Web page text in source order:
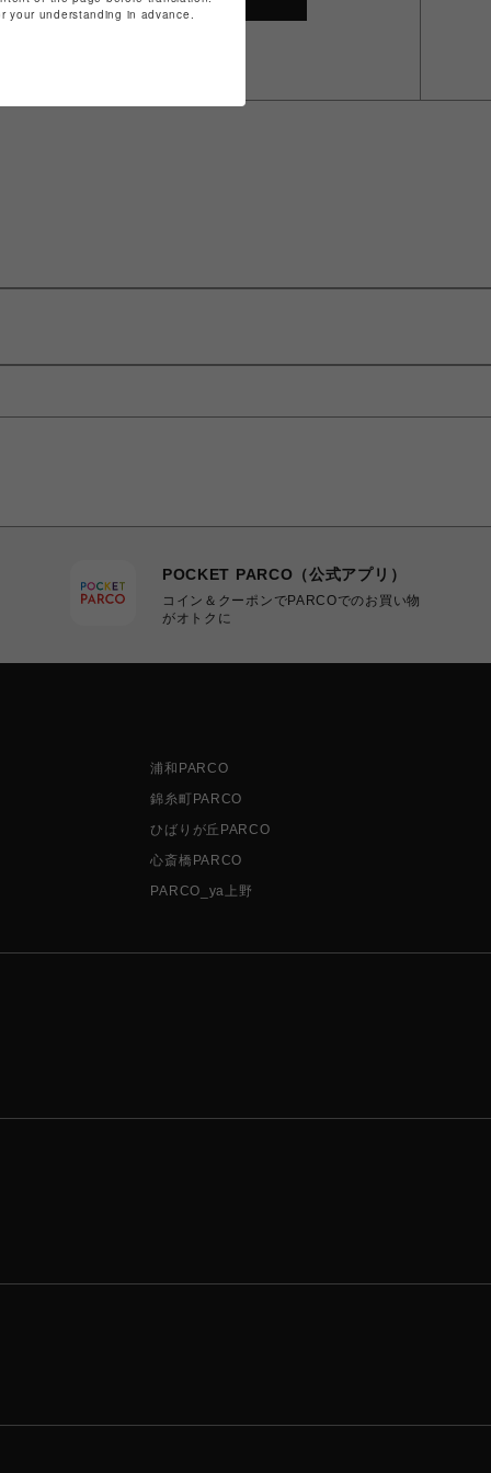
POCKET PARCO（公式アプリ）
コイン＆クーポンでPARCOでのお買い物
がオトクに
浦和PARCO
錦糸町PARCO
ひばりが丘PARCO
心斎橋PARCO
PARCO_ya上野
your understanding in advance.